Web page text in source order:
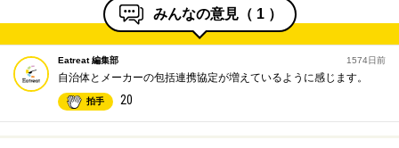
みんなの意見（ 1 ）
Eatreat 編集部 1574日前
自治体とメーカーの包括連携協定が増えているように感じます。
拍手 20